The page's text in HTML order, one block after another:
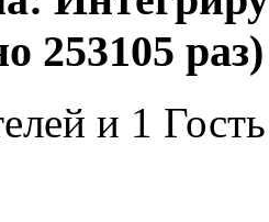
253105 раз)
и 1